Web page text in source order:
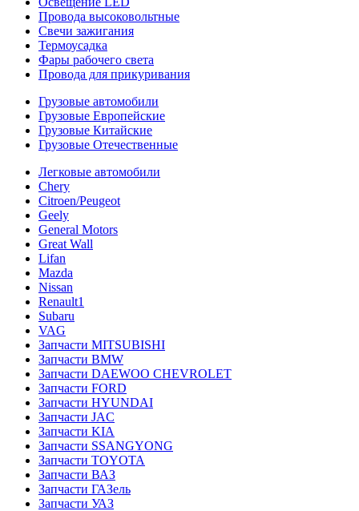
Провода высоковольтные
Свечи зажигания
Термоусадка
Фары рабочего света
Провода для прикуривания
Грузовые автомобили
Грузовые Европейские
Грузовые Китайские
Грузовые Отечественные
Легковые автомобили
Chery
Citroen/Peugeot
Geely
General Motors
Great Wall
Lifan
Mazda
Nissan
Renault1
Subaru
VAG
Запчасти MITSUBISHI
Запчасти BMW
Запчасти DAEWOO CHEVROLET
Запчасти FORD
Запчасти HYUNDAI
Запчасти JAC
Запчасти KIA
Запчасти SSANGYONG
Запчасти TOYOTA
Запчасти ВАЗ
Запчасти ГАЗель
Запчасти УАЗ